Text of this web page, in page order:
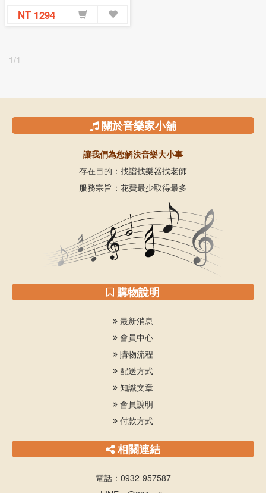
NT 1294
1/1
關於音樂家小舖
讓我們為您解決音樂大小事
存在目的：找譜找樂器找老師
服務宗旨：花費最少取得最多
購物說明
最新消息
會員中心
購物流程
配送方式
知識文章
會員說明
付款方式
相關連結
電話：0932-957587